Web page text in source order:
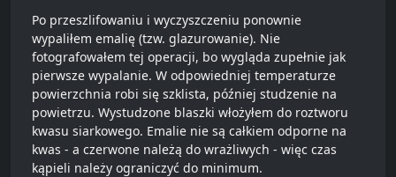
Po przeszlifowaniu i wyczyszczeniu ponownie
wypaliłem emalię (tzw. glazurowanie). Nie
fotografowałem tej operacji, bo wygląda zupełnie jak
pierwsze wypalanie. W odpowiedniej temperaturze
powierzchnia robi się szklista, później studzenie na
powietrzu. Wystudzone blaszki włożyłem do roztworu
kwasu siarkowego. Emalie nie są całkiem odporne na
kwas - a czerwone należą do wrażliwych - więc czas
kąpieli należy ograniczyć do minimum.